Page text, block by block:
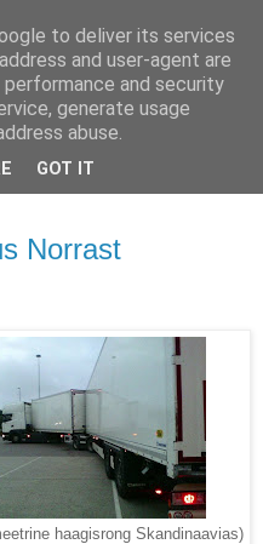
Service
pole vaja kahelda...
Norrast
haagisrong Skandinaavias)
to deliver its services
and user-agent are
and security
generate usage
abuse.
GOT IT